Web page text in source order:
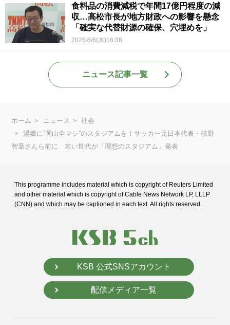
食料品の消費減税で年間17億円程度の減
収…高松市長が地方財政への影響を懸念
「確実な代替財源の確保、穴埋めを」
2026/8/6(木)16:38
ニュース記事一覧
ホーム ニュース
社会
湯郷に“岡山全マシ”のスタジアムを！サッカー元日本代表・槙野
智章さんら前に 若い世代が「理想のスタジアム」発表
This programme includes material which is copyright of Reuters Limited
and other material which is copyright of Cable News Network LP, LLLP
(CNN) and which may be captioned in each text. All rights reserved.
KSB 公式SNSアカウント
配信メディア一覧